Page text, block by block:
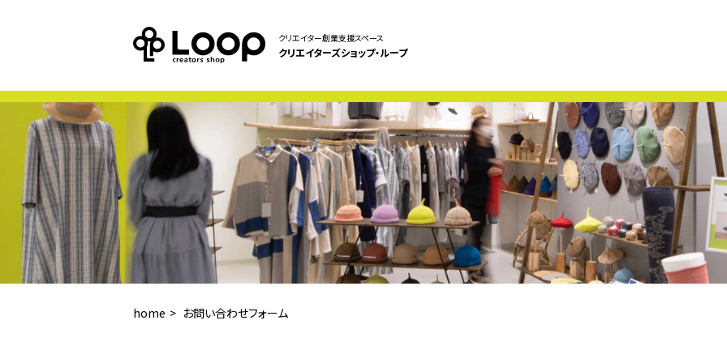
クリエイター創業支援スペース
クリエイターズショップ・ループ
home お問い合わせフォーム